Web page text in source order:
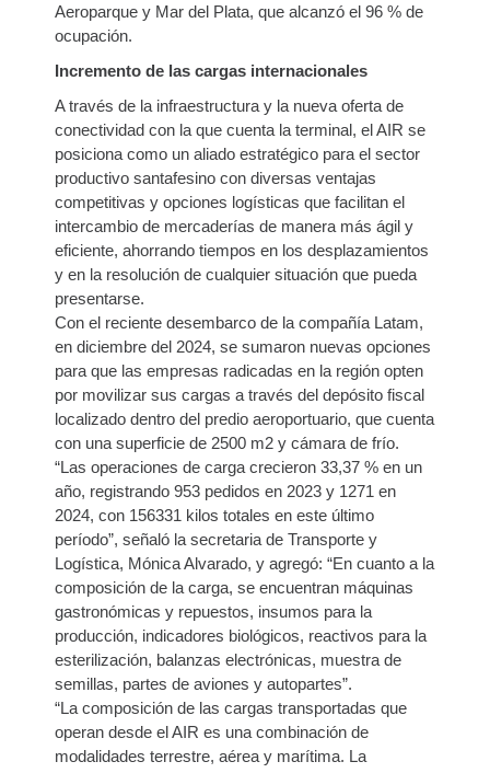
Aeroparque y Mar del Plata, que alcanzó el 96 % de
ocupación.
Incremento de las cargas internacionales
A través de la infraestructura y la nueva oferta de
conectividad con la que cuenta la terminal, el AIR se
posiciona como un aliado estratégico para el sector
productivo santafesino con diversas ventajas
competitivas y opciones logísticas que facilitan el
intercambio de mercaderías de manera más ágil y
eficiente, ahorrando tiempos en los desplazamientos
y en la resolución de cualquier situación que pueda
presentarse.
Con el reciente desembarco de la compañía Latam,
en diciembre del 2024, se sumaron nuevas opciones
para que las empresas radicadas en la región opten
por movilizar sus cargas a través del depósito fiscal
localizado dentro del predio aeroportuario, que cuenta
con una superficie de 2500 m2 y cámara de frío.
“Las operaciones de carga crecieron 33,37 % en un
año, registrando 953 pedidos en 2023 y 1271 en
2024, con 156331 kilos totales en este último
período”, señaló la secretaria de Transporte y
Logística, Mónica Alvarado, y agregó: “En cuanto a la
composición de la carga, se encuentran máquinas
gastronómicas y repuestos, insumos para la
producción, indicadores biológicos, reactivos para la
esterilización, balanzas electrónicas, muestra de
semillas, partes de aviones y autopartes”.
“La composición de las cargas transportadas que
operan desde el AIR es una combinación de
modalidades terrestre, aérea y marítima. La